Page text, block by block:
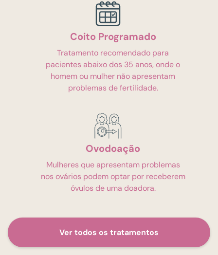
Coito Programado
Tratamento recomendado para
pacientes abaixo dos 35 anos, onde o
homem ou mulher não apresentam
problemas de fertilidade.
Ovodoação
Mulheres que apresentam problemas
nos ovários podem optar por receberem
óvulos de uma doadora.
Ver todos os tratamentos